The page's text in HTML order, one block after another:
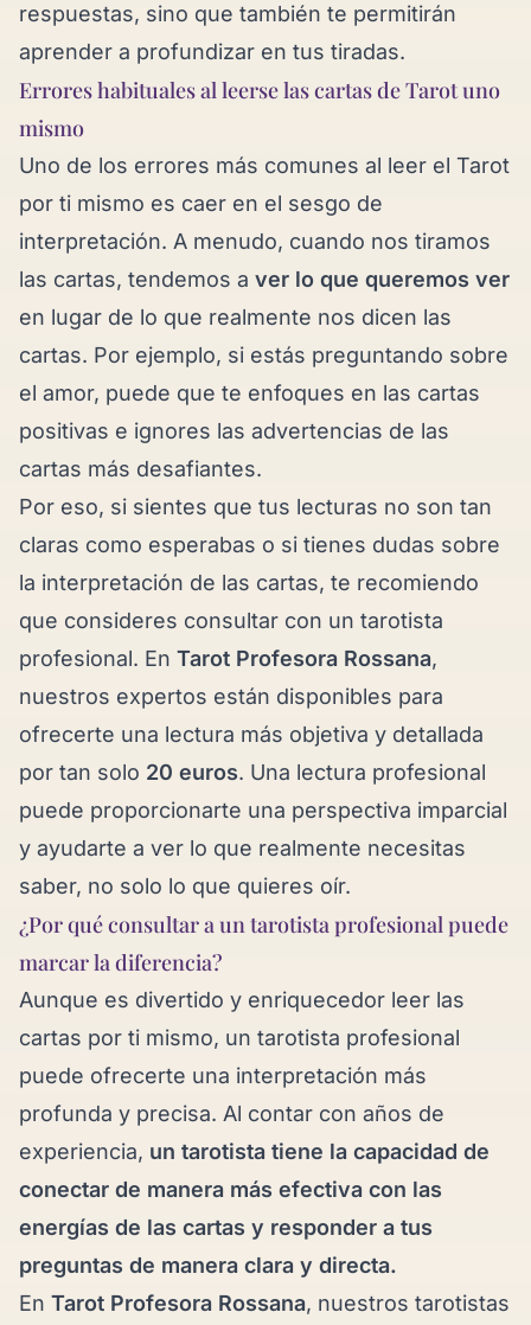
respuestas, sino que también te permitirán
aprender a profundizar en tus tiradas.
Errores habituales al leerse las cartas de Tarot uno
mismo
Uno de los errores más comunes al leer el Tarot
por ti mismo es caer en el sesgo de
interpretación. A menudo, cuando nos tiramos
las cartas, tendemos a ver lo que queremos ver
en lugar de lo que realmente nos dicen las
cartas. Por ejemplo, si estás preguntando sobre
el amor, puede que te enfoques en las cartas
positivas e ignores las advertencias de las
cartas más desafiantes.
Por eso, si sientes que tus lecturas no son tan
claras como esperabas o si tienes dudas sobre
la interpretación de las cartas, te recomiendo
que consideres consultar con un tarotista
profesional. En Tarot Profesora Rossana,
nuestros expertos están disponibles para
ofrecerte una lectura más objetiva y detallada
por tan solo 20 euros. Una lectura profesional
puede proporcionarte una perspectiva imparcial
y ayudarte a ver lo que realmente necesitas
saber, no solo lo que quieres oír.
¿Por qué consultar a un tarotista profesional puede
marcar la diferencia?
Aunque es divertido y enriquecedor leer las
cartas por ti mismo, un tarotista profesional
puede ofrecerte una interpretación más
profunda y precisa. Al contar con años de
experiencia, un tarotista tiene la capacidad de
conectar de manera más efectiva con las
energías de las cartas y responder a tus
preguntas de manera clara y directa.
En Tarot Profesora Rossana, nuestros tarotistas